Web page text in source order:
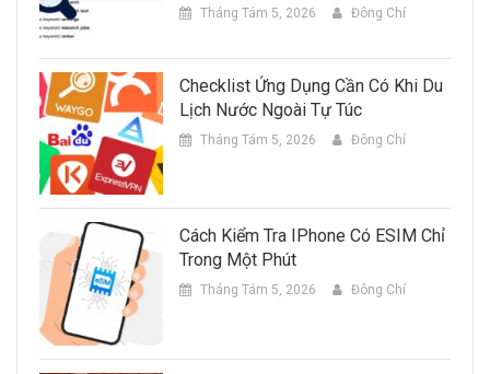
Tháng Tám 5, 2026 Đông Chí
Checklist Ứng Dụng Cần Có Khi Du
Lịch Nước Ngoài Tự Túc
Tháng Tám 5, 2026 Đông Chí
Cách Kiểm Tra IPhone Có ESIM Chỉ
Trong Một Phút
Tháng Tám 5, 2026 Đông Chí